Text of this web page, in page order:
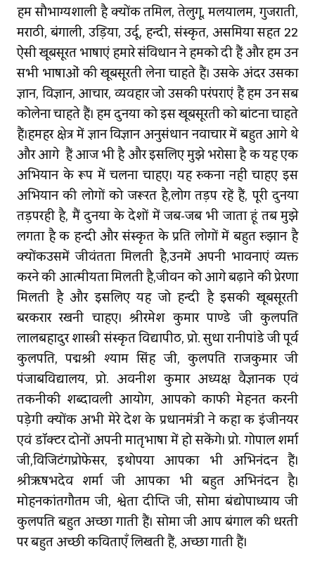
हम सौभाग्यशाली है क्‍योंकि तमिल, तेलुगू, मलयालम, गुजराती,
मराठी, बंगाली, उड़िया, उर्दू, हिन्दी, संस्कृत, असमिया सहित 22
ऐसी खूबसूरत भाषाएं हमारे संविधान ने हमको दी हैं और हम उन
सभी भाषाओं की खूबसूरती लेना चाहते हैं। उसके अंदर उसका
ज्ञान, विज्ञान, आचार, व्यवहार जो उसकी परंपराएं हैं हम उन सब
कोलेना चाहते हैं। हम दुनिया को इस खूबसूरती को बांटना चाहते
हैं।हमहर क्षेत्र में ज्ञान विज्ञान अनुसंधान नवाचार में बहुत आगे थे
और आगे हैं आज भी है और इसलिए मुझे भरोसा है कि यह एक
अभियान के रूप में चलना चाहिए। यह रुकना नहीं चाहिए इस
अभियान की लोगों को जरूरत है,लोग तड़प रहें हैं, पूरी दुनिया
तड़परही है, मैं दुनिया के देशों में जब-जब भी जाता हूं तब मुझे
लगता है कि हिन्दी और संस्कृत के प्रति लोगों में बहुत रुझान है
क्‍योंकिउसमें जीवंतता मिलती है,उनमें अपनी भावनाएं व्यक्त
करने की आत्मीयता मिलती है,जीवन को आगे बढ़ाने की प्रेरणा
मिलती है और इसलिए यह जो हिन्दी है इसकी खूबसूरती
बरकरार रखनी चाहिए। श्रीरमेश कुमार पाण्डे जी कुलपति
लालबहादुर शास्त्री संस्कृत विद्यापीठ, प्रो. सुधा रानीपांडे जी पूर्व
कुलपति, पद्मश्री श्याम सिंह जी, कुलपति राजकुमार जी
पंजाबविद्यालय, प्रो. अवनीश कुमार अध्यक्ष वैज्ञानिक एवं
तकनीकी शब्दावली आयोग, आपको काफी मेहनत करनी
पड़ेगी क्योंकि अभी मेरे देश के प्रधानमंत्री ने कहा कि इंजीनियर
एवं डॉक्‍टर दोनों अपनी मातृभाषा में हो सकेंगे। प्रो. गोपाल शर्मा
जी,विजिटिंगप्रोफेसर, इथोपिया आपका भी अभिनंदन हैं।
श्रीऋषभदेव शर्मा जी आपका भी बहुत अभिनंदन है।
मोहनकांतगौतम जी, श्वेता दीप्ति जी, सोमा बंद्योपाध्याय जी
कुलपति बहुत अच्छा गाती हैं। सोमा जी आप बंगाल की धरती
पर बहुत अच्‍छी कविताएँ लिखती हैं, अच्छा गाती हैं।